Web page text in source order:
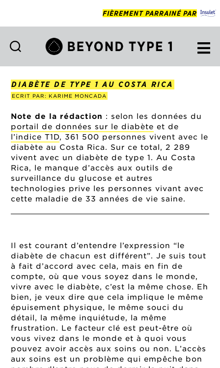
FIÈREMENT PARRAINÉ PAR
1
DIABÈTE DE TYPE 1 AU COSTA RICA
ECRIT PAR: KARIME MONCADA
Note de la rédaction : selon les données du
portail de données sur le diabète et de
l’indice T1D, 361 500 personnes vivent avec le
diabète au Costa Rica. Sur ce total, 2 289
vivent avec un diabète de type 1. Au Costa
Rica, le manque d’accès aux outils de
surveillance du glucose et autres
technologies prive les personnes vivant avec
cette maladie de 33 années de vie saine.
Il est courant d’entendre l’expression “le
diabète de chacun est différent”. Je suis tout
à fait d’accord avec cela, mais en fin de
compte, où que vous soyez dans le monde,
vivre avec le diabète, c’est la même chose. Eh
bien, je veux dire que cela implique le même
épuisement physique, le même souci du
détail, la même inquiétude, la même
frustration. Le facteur clé est peut-être où
vous vivez dans le monde et à quoi vous
pouvez avoir accès aux soins ou non. L’accès
aux soins est un problème qui empêche bon